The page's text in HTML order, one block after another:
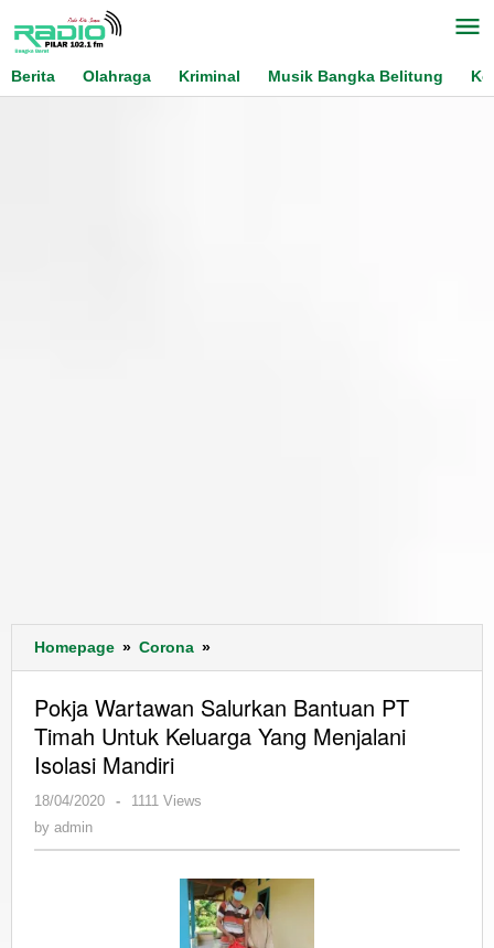
content
Berita
Olahraga Kriminal Musik Bangka Belitung
Homepage » Corona »
Wartawan
Bantuan
PT
Menjalani
Isolasi
Mandiri
Pokja Wartawan Salurkan Bantuan PT
Timah Untuk Keluarga Yang Menjalani
Isolasi Mandiri
18/04/2020
by
-
1111 Views
by admin